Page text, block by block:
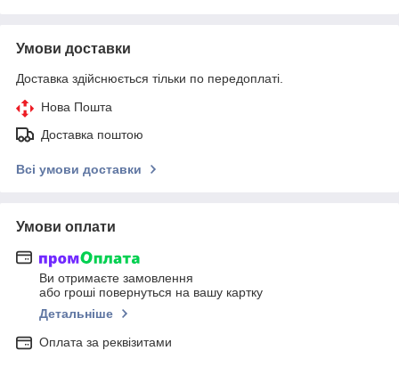
Умови доставки
Доставка здійснюється тільки по передоплаті.
Нова Пошта
Доставка поштою
Всі умови доставки
Умови оплати
Ви отримаєте замовлення
або гроші повернуться на вашу картку
Детальніше
Оплата за реквізитами